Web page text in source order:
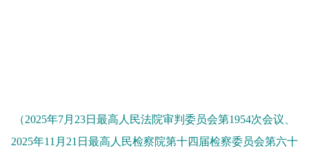
（2025年7月23日最高人民法院审判委员会第1954次会议、
2025年11月21日最高人民检察院第十四届检察委员会第六十